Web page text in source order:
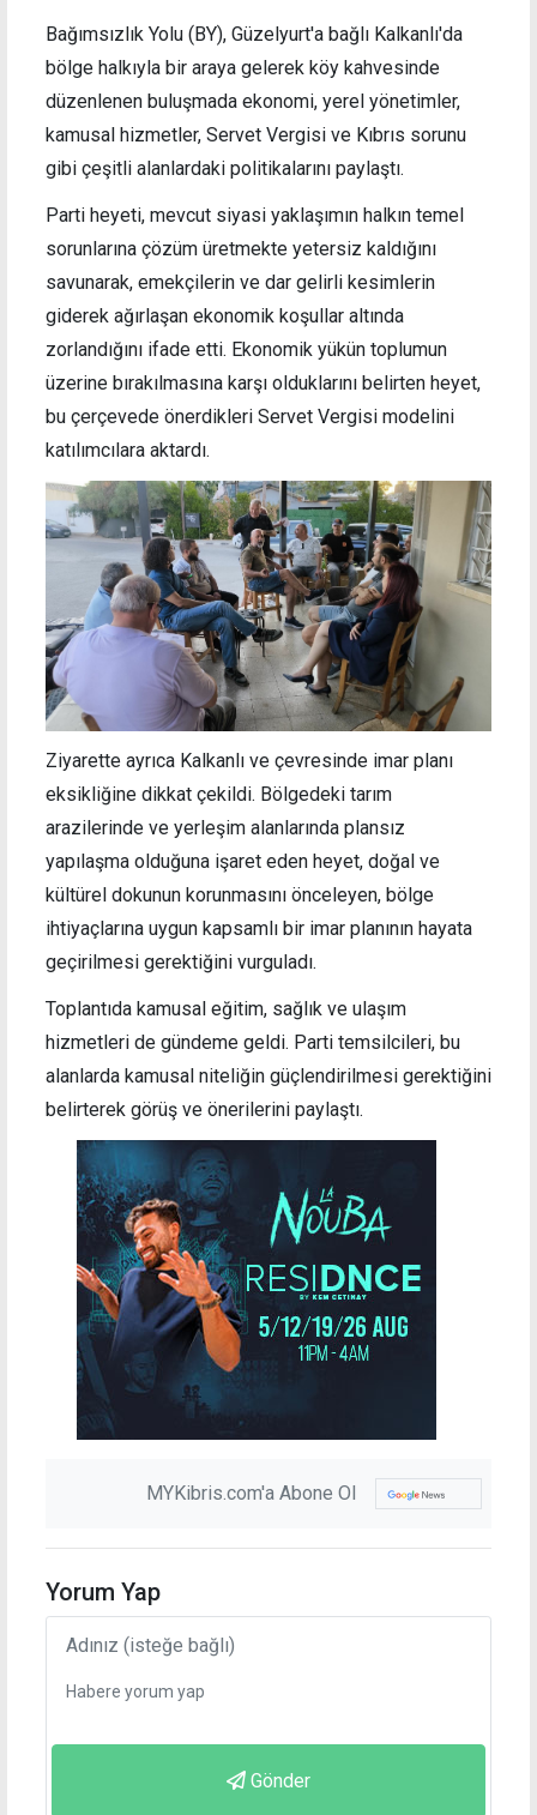
Bağımsızlık Yolu (BY), Güzelyurt'a bağlı Kalkanlı'da
bölge halkıyla bir araya gelerek köy kahvesinde
düzenlenen buluşmada ekonomi, yerel yönetimler,
kamusal hizmetler, Servet Vergisi ve Kıbrıs sorunu
gibi çeşitli alanlardaki politikalarını paylaştı.
Parti heyeti, mevcut siyasi yaklaşımın halkın temel
sorunlarına çözüm üretmekte yetersiz kaldığını
savunarak, emekçilerin ve dar gelirli kesimlerin
giderek ağırlaşan ekonomik koşullar altında
zorlandığını ifade etti. Ekonomik yükün toplumun
üzerine bırakılmasına karşı olduklarını belirten heyet,
bu çerçevede önerdikleri Servet Vergisi modelini
katılımcılara aktardı.
Ziyarette ayrıca Kalkanlı ve çevresinde imar planı
eksikliğine dikkat çekildi. Bölgedeki tarım
arazilerinde ve yerleşim alanlarında plansız
yapılaşma olduğuna işaret eden heyet, doğal ve
kültürel dokunun korunmasını önceleyen, bölge
ihtiyaçlarına uygun kapsamlı bir imar planının hayata
geçirilmesi gerektiğini vurguladı.
Toplantıda kamusal eğitim, sağlık ve ulaşım
hizmetleri de gündeme geldi. Parti temsilcileri, bu
alanlarda kamusal niteliğin güçlendirilmesi gerektiğini
belirterek görüş ve önerilerini paylaştı.
MYKibris.com'a Abone Ol
Yorum Yap
Gönder